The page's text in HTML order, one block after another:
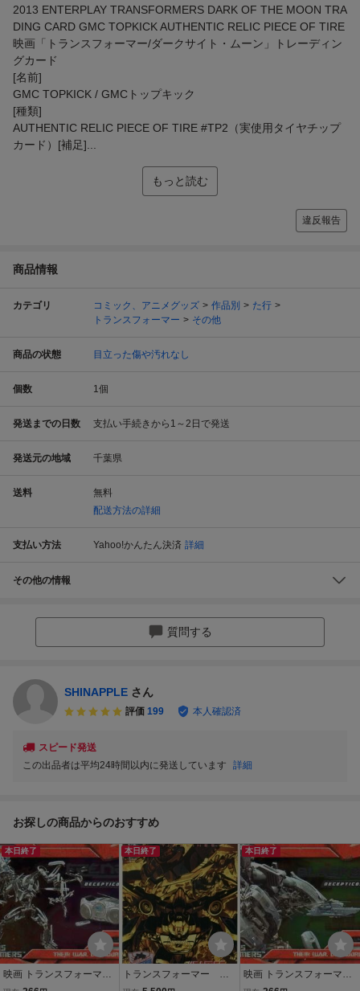
2013 ENTERPLAY TRANSFORMERS DARK OF THE MOON TRA
DING CARD GMC TOPKICK AUTHENTIC RELIC PIECE OF TIRE
映画「トランスフォーマー/ダークサイト・ムーン」トレーディン
グカード
[名前]
GMC TOPKICK / GMCトップキック
[種類]
AUTHENTIC RELIC PIECE OF TIRE #TP2（実使用タイヤチップ
カード）[補足]...
もっと読む
違反報告
商品情報
カテゴリ コミック、アニメグッズ 作品別
た行
トランスフォーマー
その他
商品の状態 目立った傷や汚れなし
個数 1個
発送までの日数 支払い手続きから1～2日で発送
発送元の地域 千葉県
送料
無料
配送方法の詳細
支払い方法 Yahoo!かんたん決済 詳細
その他の情報
質問する
SHINAPPLE さん
評価 199 本人確認済
スピード発送
この出品者は平均24時間以内に発送しています
詳細
お探しの商品からのおすすめ
本日終了
映画 トランスフォーマー
本日終了
トランスフォーマー ア
本日終了
映画 トランスフォーマー